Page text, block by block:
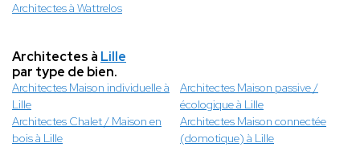
Architectes à Wattrelos
Architectes à Lille
par type de bien.
Architectes Maison individuelle à
Lille
Architectes Maison passive /
écologique à Lille
Architectes Chalet / Maison en
bois à Lille
Architectes Maison connectée
(domotique) à Lille